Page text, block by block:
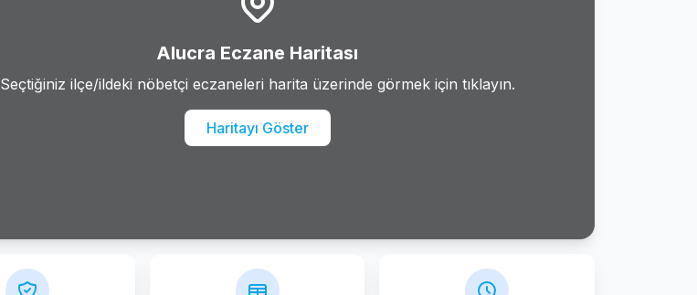
Alucra Eczane Haritası
Seçtiğiniz ilçe/ildeki nöbetçi eczaneleri harita üzerinde görmek için tıklayın.
Haritayı Göster